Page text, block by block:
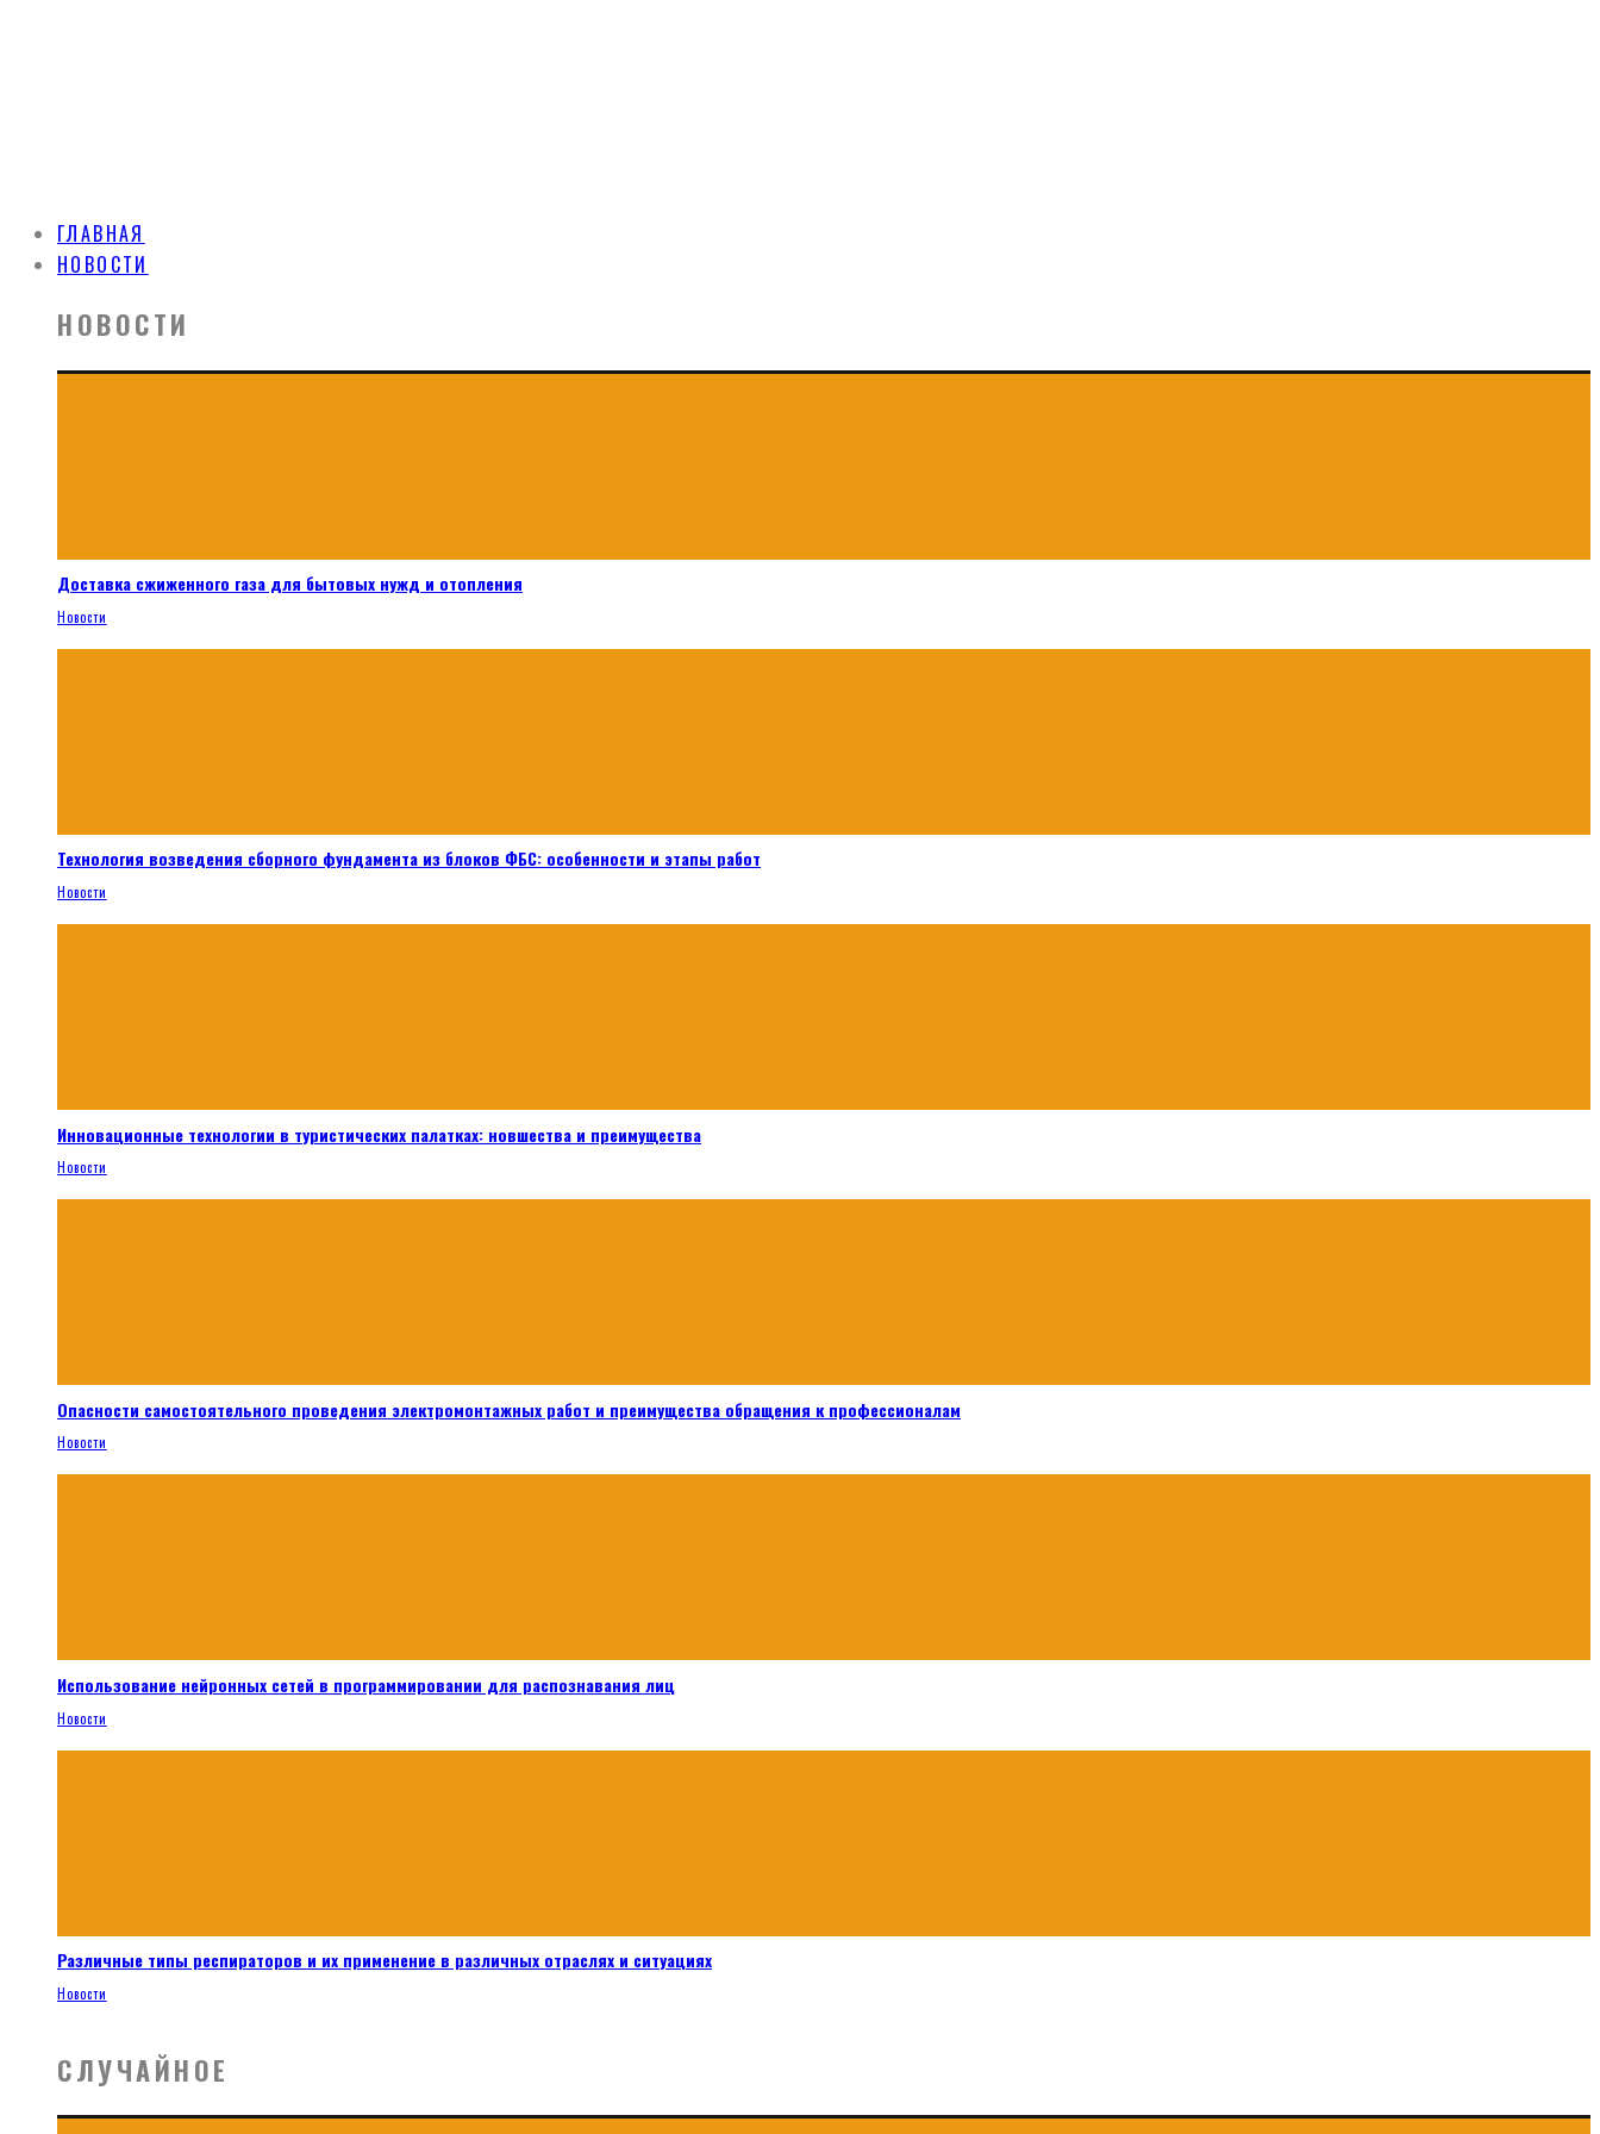
ГЛАВНАЯ
НОВОСТИ
НОВОСТИ
Доставка сжиженного газа для бытовых нужд и отопления
Новости
Технология возведения сборного фундамента из блоков ФБС: особенности и этапы работ
Новости
Инновационные технологии в туристических палатках: новшества и преимущества
Новости
Опасности самостоятельного проведения электромонтажных работ и преимущества обращения к профессионалам
Новости
Использование нейронных сетей в программировании для распознавания лиц
Новости
Различные типы респираторов и их применение в различных отраслях и ситуациях
Новости
СЛУЧАЙНОЕ